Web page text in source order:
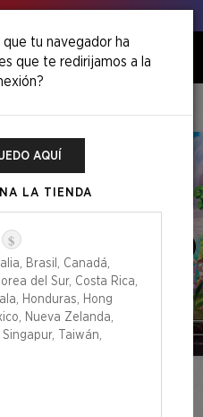
0
que tu navegador ha
que te redirijamos a la
AQUÍ
LA TIENDA
$
Brasil, Canadá,
del Sur, Costa Rica,
Honduras, Hong
Nueva Zelanda,
Singapur, Taiwán,